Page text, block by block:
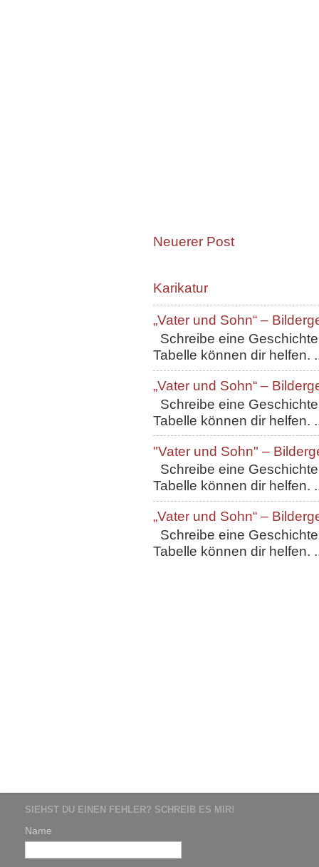
Neuerer Post
Karikatur
„Vater und Sohn“ –
Schreibe eine
Tabelle können dir helfen.
„Vater und Sohn“ –
Schreibe eine
Tabelle können dir helfen.
"Vater und Sohn" –
Schreibe eine
Tabelle können dir helfen.
„Vater und Sohn“ –
Schreibe eine
Tabelle können dir helfen.
SIEHST DU EINEN FEHLER? SCHREIB ES MIR!
Name